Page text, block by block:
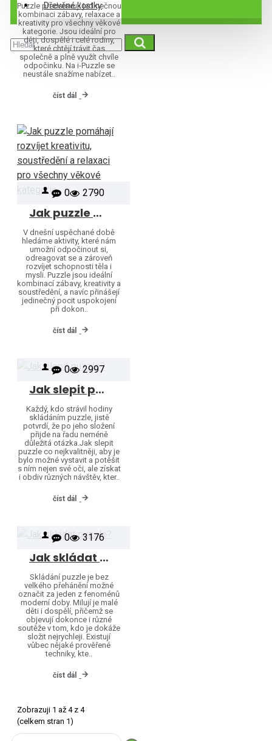
Dřevěné kostky
Puzzle představují jedinečnou
kombinaci zábavy, relaxace a
kreativity pro všechny věkové
kategorie. Jsou ideální pro
děti, dospělé i celé rodiny,
které chtějí trávit čas
společně a plně využít chvíle
odpočinku. Na i-Puzzle se
neustále snažíme nabízet..
číst dál
0 2790
Jak puzzle pomáhají rozvíjet kreativitu, soustředění a relaxaci pro všechny věkové kategorie
V dnešní uspěchané době
hledáme aktivity, které nám
umožní odpočinout si,
odreagovat se a zároveň
rozvíjet schopnosti těla i
mysli. Puzzle jsou ideální
kombinací zábavy, kreativity a
soustředění, a navíc přinášejí
jedinečný pocit uspokojení
při dokon..
číst dál
0 2997
Jak slepit puzzle?
Každý, kdo strávil hodiny
skládáním puzzle, jistě
potvrdí, že po jeho složení
přijde na řadu neméně
důležitá otázka.Jak slepit
puzzle co nejkvalitněji, aby je
bylo možné vystavit a potěšit
s ním nejen své oči, ale získat
i obdiv různých návštěv, kter..
číst dál
0 3176
Jak skládat puzzle?
Skládání puzzle je bez
velkého přehánění možné
označit za jeden z fenoménů
moderní doby. Milují je malé
děti i dospělí, přičemž se
objevují dokonce i různé
soutěže v tom, kdo je dokáže
složit nejrychleji. Existují
vůbec nějaké prověřené
techniky, kte..
číst dál
Zobrazuji 1 až 4 z 4
(celkem stran 1)